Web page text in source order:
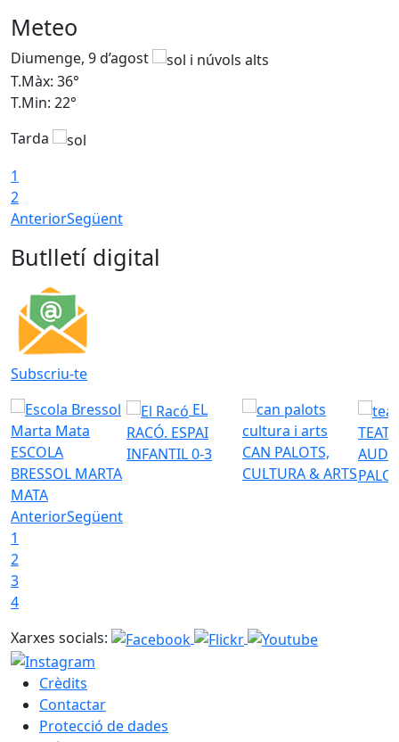
Meteo
Diumenge, 9 d’agost
T.Màx: 36°
T.Min: 22°
Tarda
1
2
AnteriorSegüent
Butlletí digital
Subscriu-te
ESCOLA
BRESSOL MARTA
MATA
EL
RACÓ. ESPAI
INFANTIL 0-3
CAN PALOTS,
CULTURA & ARTS
AnteriorSegüent
1
2
3
4
Xarxes socials:
Crèdits
Contactar
Protecció de dades